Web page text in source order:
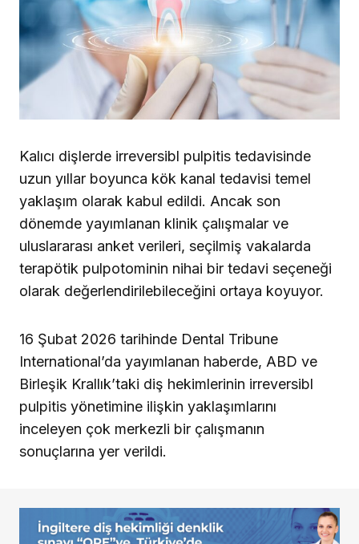
Kalıcı dişlerde irreversibl pulpitis tedavisinde
uzun yıllar boyunca kök kanal tedavisi temel
yaklaşım olarak kabul edildi. Ancak son
dönemde yayımlanan klinik çalışmalar ve
uluslararası anket verileri, seçilmiş vakalarda
terapötik pulpotominin nihai bir tedavi seçeneği
olarak değerlendirilebileceğini ortaya koyuyor.
16 Şubat 2026 tarihinde Dental Tribune
International’da yayımlanan haberde, ABD ve
Birleşik Krallık’taki diş hekimlerinin irreversibl
pulpitis yönetimine ilişkin yaklaşımlarını
inceleyen çok merkezli bir çalışmanın
sonuçlarına yer verildi.